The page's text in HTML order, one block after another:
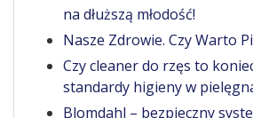
na dłuższą młodość!
Nasze Zdrowie. Czy Warto
Czy cleaner do rzęs to
standardy higieny w
Blomdahl – bezpieczny